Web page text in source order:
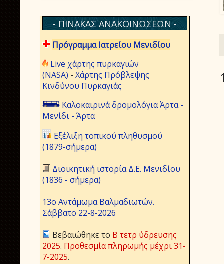
- ΠΙΝΑΚΑΣ ΑΝΑΚΟΙΝΩΣΕΩΝ -
Πρόγραμμα Ιατρείου Μενιδίου
Live χάρτης πυρκαγιών
(NASA) - Χάρτης Πρόβλεψης
Κινδύνου Πυρκαγιάς
Καλοκαιρινά δρομολόγια Άρτα -
Μενίδι - Άρτα
Εξέλιξη τοπικού πληθυσμού
(1879-σήμερα)
Διοικητική ιστορία Δ.Ε. Μενιδίου
(1836 - σήμερα)
13ο Αντάμωμα Βαλμαδιωτών.
Σάββατο 22-8-2026
Βεβαιώθηκε το Β τετρ ύδρευσης
2025. Προθεσμία πληρωμής μέχρι 31-
7-2025.